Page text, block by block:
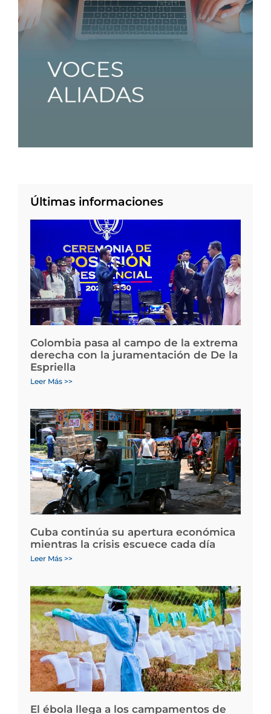
Últimas informaciones
Colombia pasa al campo de la extrema
derecha con la juramentación de De la
Espriella
Leer Más >>
Cuba continúa su apertura económica
mientras la crisis escuece cada día
Leer Más >>
El ébola llega a los campamentos de